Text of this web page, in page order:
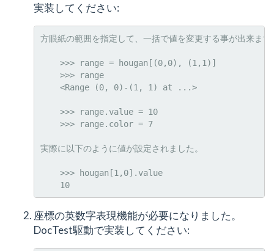
実装してください:
方眼紙の範囲を指定して、一括で値を変更する事が出来ます
    >>> range = hougan[(0,0), (1,1)]
    >>> range
    <Range (0, 0)-(1, 1) at ...>
    >>> range.value = 10
    >>> range.color = 7
実際に以下のように値が設定されました。
    >>> hougan[1,0].value
座標の英数字表現機能が必要になりました。
DocTest駆動で実装してください: